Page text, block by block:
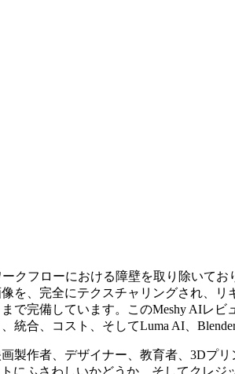
クフローにおける障壁を取り除いて
を、完全にテクスチャリングされ、
で完備しています。このMeshy AIレ
統合、コスト、そしてLuma AI、
製作者、デザイナー、教育者、3Dプ
にふさわしいかどうか、そしてクレ